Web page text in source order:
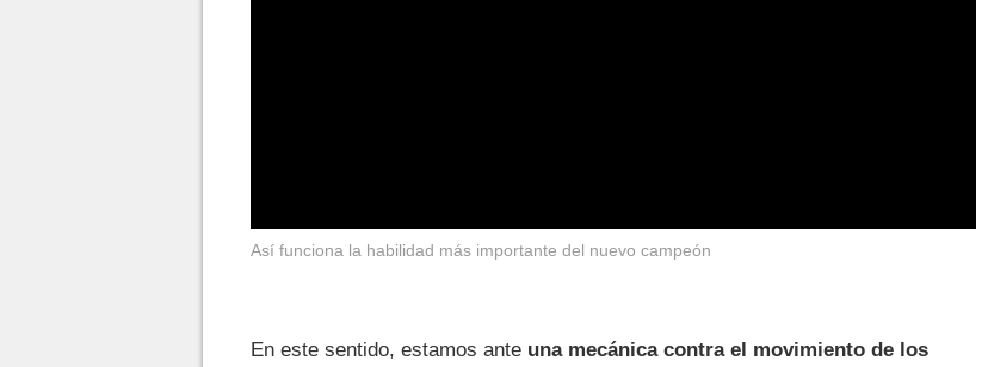
Así funciona la habilidad más importante del nuevo campeón
En este sentido, estamos ante una mecánica contra el movimiento de los